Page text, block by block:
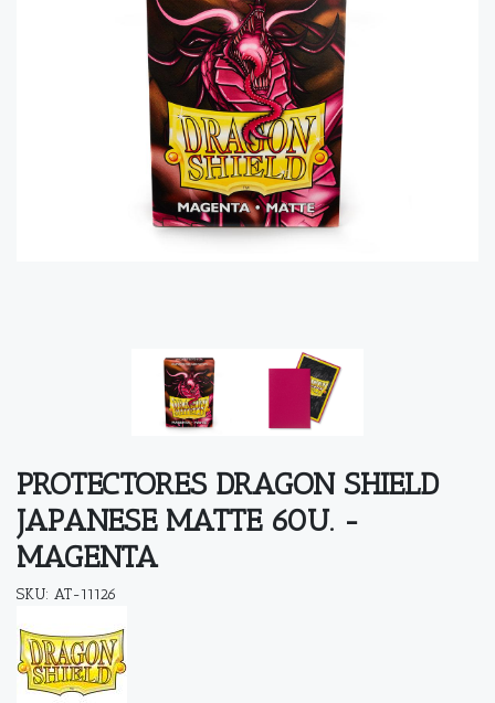
PROTECTORES DRAGON SHIELD
JAPANESE MATTE 60U. -
MAGENTA
SKU: AT-11126